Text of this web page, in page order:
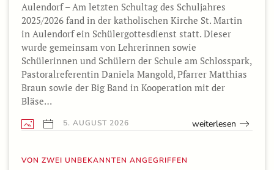
Aulendorf – Am letzten Schultag des Schuljahres
2025/2026 fand in der katholischen Kirche St. Martin
in Aulendorf ein Schülergottesdienst statt. Dieser
wurde gemeinsam von Lehrerinnen sowie
Schülerinnen und Schülern der Schule am Schlosspark,
Pastoralreferentin Daniela Mangold, Pfarrer Matthias
Braun sowie der Big Band in Kooperation mit der
Bläse…
5. AUGUST 2026 weiterlesen
VON ZWEI UNBEKANNTEN ANGEGRIFFEN